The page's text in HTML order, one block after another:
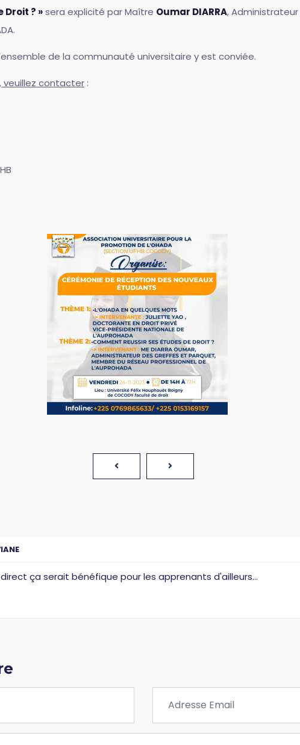
? »sera explicité par Maître Oumar DIARRA,
de la communauté universitaire y est conviée.
contacter :
ça serait bénéfique pour les apprenants d'ailleurs...